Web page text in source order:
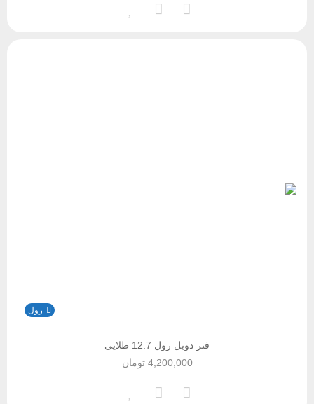
رول
فنر دوبل رول 12.7 طلایی
تومان4,200,000